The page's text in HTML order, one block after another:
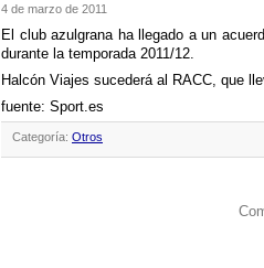
4 de marzo de 2011
El club azulgrana ha llegado a un
durante la temporada 2011/12.
Halcón Viajes sucederá al RACC, que
fuente: Sport.es
Categoría: Otros